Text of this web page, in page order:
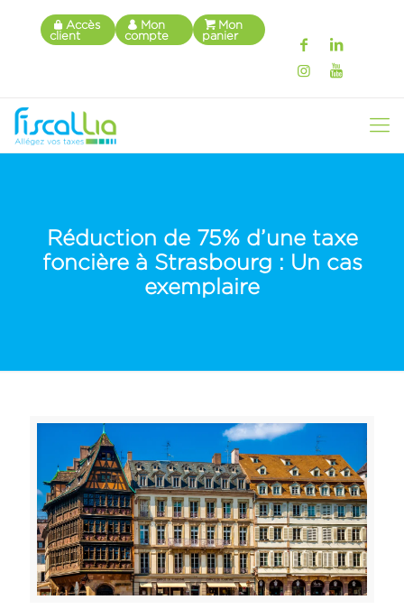
Accès
client
Mon
compte
Mon
panier
Réduction de 75% d’une taxe
foncière à Strasbourg : Un cas
exemplaire